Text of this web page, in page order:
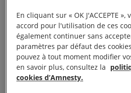
Lutter contre le terrorisme
légitime mais ne doit pas
faire taire toute voix dissidente
humains.
Le président de la section
En cliquant sur « OK J'ACCEPTE
accord pour l'utilisation de ces
également continuer sans
paramètres par défaut des
pouvez à tout moment modifier
en savoir plus, consultez la
cookies d’Amnesty.